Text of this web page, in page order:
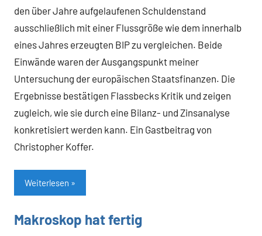
den über Jahre aufgelaufenen Schuldenstand
ausschließlich mit einer Flussgröße wie dem innerhalb
eines Jahres erzeugten BIP zu vergleichen. Beide
Einwände waren der Ausgangspunkt meiner
Untersuchung der europäischen Staatsfinanzen. Die
Ergebnisse bestätigen Flassbecks Kritik und zeigen
zugleich, wie sie durch eine Bilanz- und Zinsanalyse
konkretisiert werden kann. Ein Gastbeitrag von
Christopher Koffer.
Weiterlesen
Allgemein
Makroskop hat fertig